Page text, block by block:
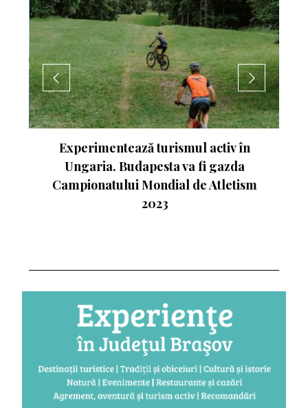
Experimentează turismul activ în
Ungaria. Budapesta va fi gazda
Campionatului Mondial de Atletism
2023